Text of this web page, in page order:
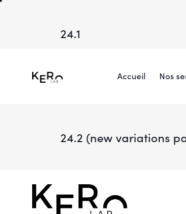
24.1
Accueil Nos
24.2 (new variations